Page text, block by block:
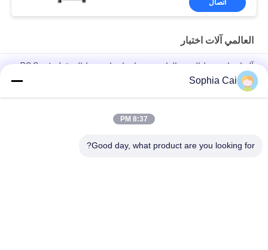
اتصال
العالمي آلات اختبار
آلة اختبار ضغط العمود الواحد ، معدات اختبار ضغط الورق PC Control
آلات اختبار عالمية مزدوجة عمود التيار المتردد للبلاستيك / المطاط /
النسيج مع ضمان سنة 1
1 ~ 500mm / min سرعة ارتفاع منخفض درجة حرارة عالميّ يختبر آلة
Sophia Cai
8:37 PM
Good day, what product are you looking for?